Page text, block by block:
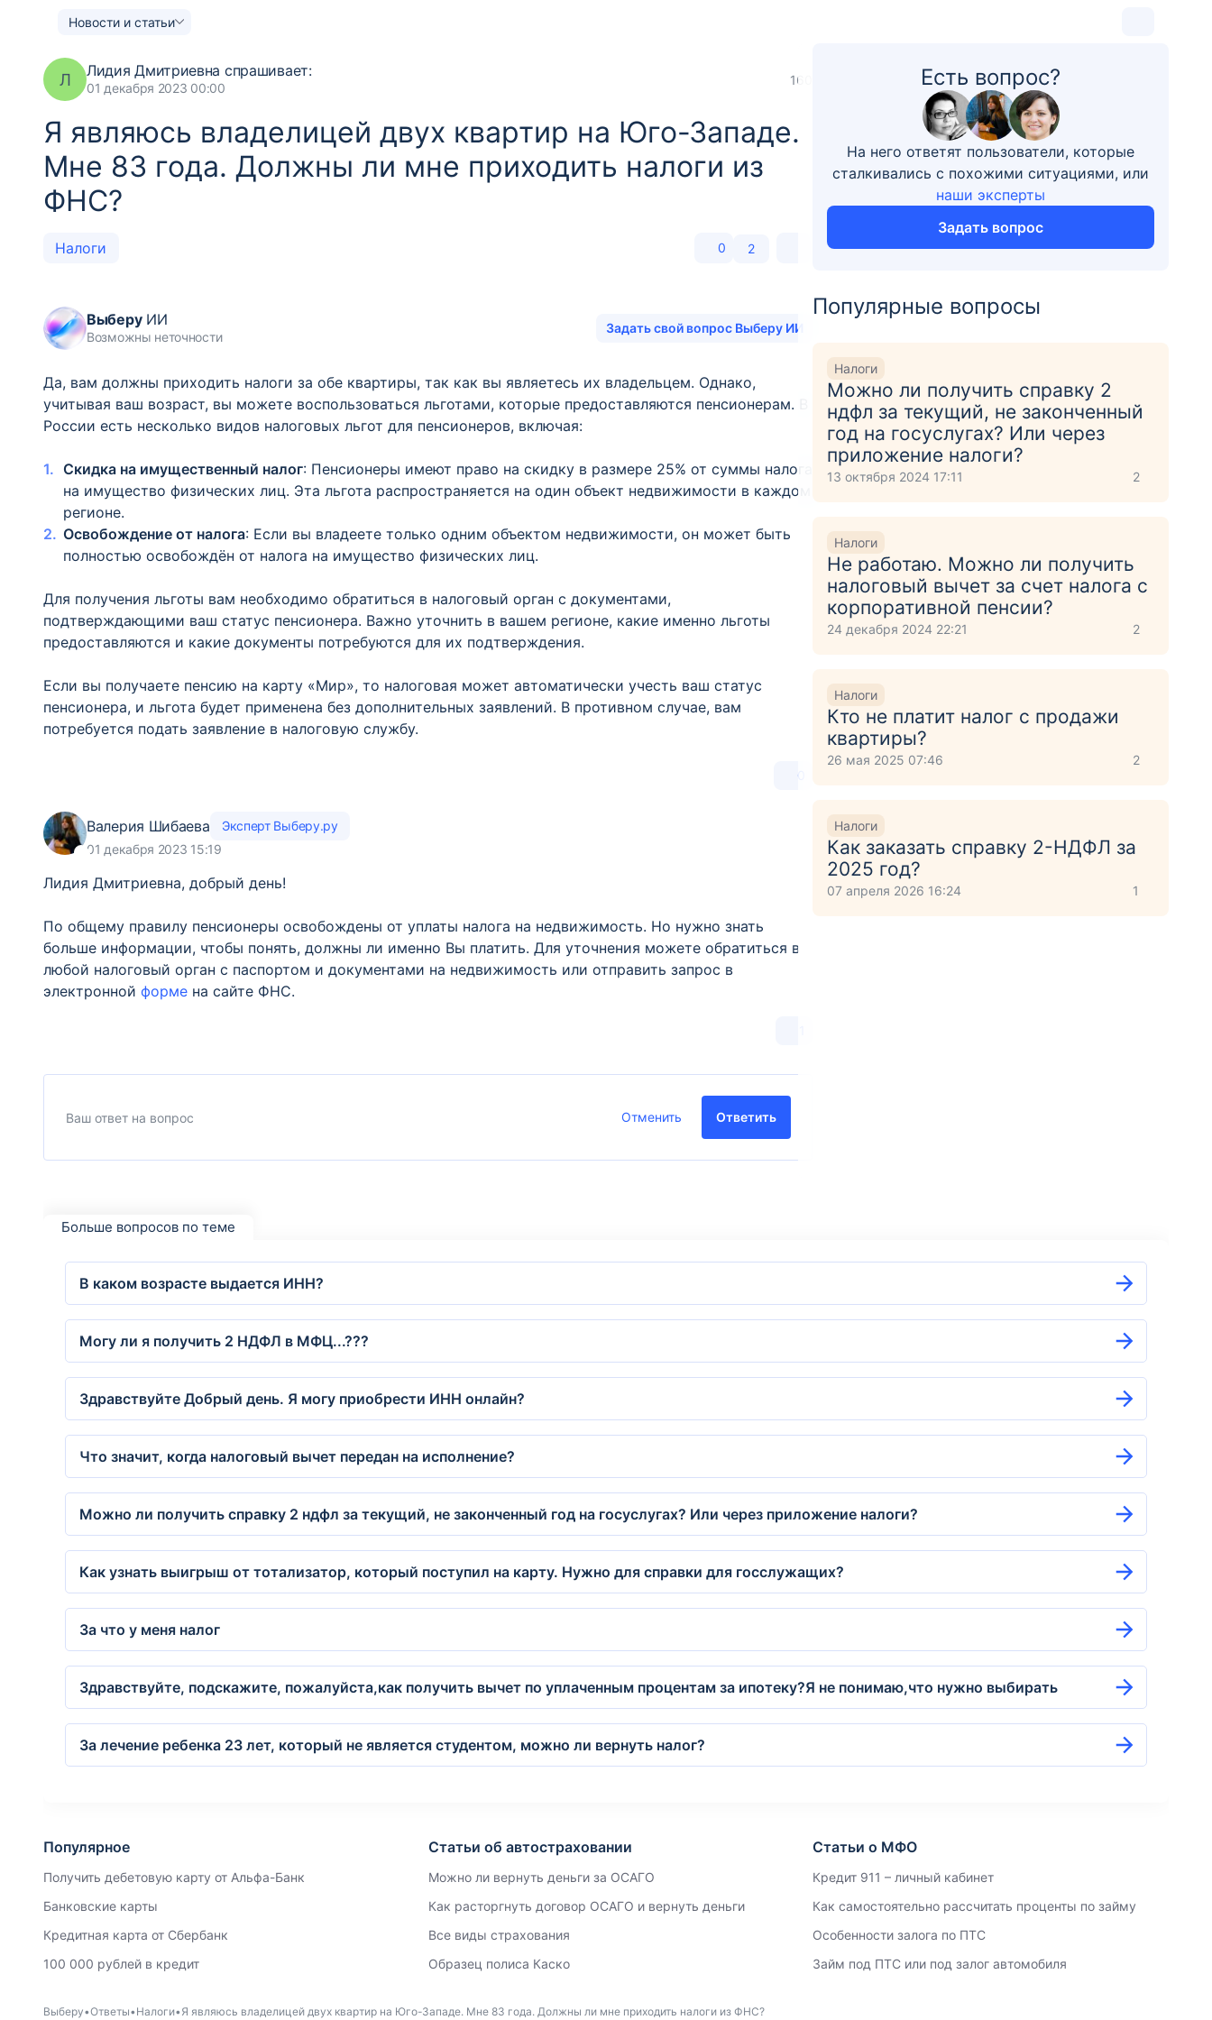
Новости и статьи
Л Лидия Дмитриевна спрашивает:
01 декабря 2023 00:00
160
Я являюсь владелицей двух квартир на Юго-Западе.
Мне 83 года. Должны ли мне приходить налоги из
ФНС?
Налоги 0 2
ВыберуИИ
Возможны неточности
Задать свой вопрос Выберу ИИ
Да, вам должны приходить налоги за обе квартиры, так как вы являетесь их владельцем. Однако,
учитывая ваш возраст, вы можете воспользоваться льготами, которые предоставляются пенсионерам. В
России есть несколько видов налоговых льгот для пенсионеров, включая:
Скидка на имущественный налог: Пенсионеры имеют право на скидку в размере 25% от суммы налога
на имущество физических лиц. Эта льгота распространяется на один объект недвижимости в каждом
регионе.
Освобождение от налога: Если вы владеете только одним объектом недвижимости, он может быть
полностью освобождён от налога на имущество физических лиц.
Для получения льготы вам необходимо обратиться в налоговый орган с документами,
подтверждающими ваш статус пенсионера. Важно уточнить в вашем регионе, какие именно льготы
предоставляются и какие документы потребуются для их подтверждения.
Если вы получаете пенсию на карту «Мир», то налоговая может автоматически учесть ваш статус
пенсионера, и льгота будет применена без дополнительных заявлений. В противном случае, вам
потребуется подать заявление в налоговую службу.
0
Валерия Шибаева
Эксперт Выберу.ру
01 декабря 2023 15:19
Лидия Дмитриевна, добрый день!
По общему правилу пенсионеры освобождены от уплаты налога на недвижимость. Но нужно знать
больше информации, чтобы понять, должны ли именно Вы платить. Для уточнения можете обратиться в
любой налоговый орган с паспортом и документами на недвижимость или отправить запрос в
электронной форме на сайте ФНС.
Отменить Ответить
Есть вопрос?
На него ответят пользователи, которые
сталкивались с похожими ситуациями, или
наши эксперты
Задать вопрос
Популярные вопросы
Налоги
Можно ли получить справку 2
ндфл за текущий, не законченный
год на госуслугах? Или через
приложение налоги?
13 октября 2024 17:11 2
Налоги
Не работаю. Можно ли получить
налоговый вычет за счет налога с
корпоративной пенсии?
24 декабря 2024 22:21 2
Налоги
Кто не платит налог с продажи
квартиры?
26 мая 2025 07:46 2
Налоги
Как заказать справку 2-НДФЛ за
2025 год?
07 апреля 2026 16:24 1
Больше вопросов по теме
В каком возрасте выдается ИНН?
Могу ли я получить 2 НДФЛ в МФЦ...???
Здравствуйте Добрый день. Я могу приобрести ИНН онлайн?
Что значит, когда налоговый вычет передан на исполнение?
Можно ли получить справку 2 ндфл за текущий, не законченный год на госуслугах? Или через приложение налоги?
Как узнать выигрыш от тотализатор, который поступил на карту. Нужно для справки для госслужащих?
За что у меня налог
Здравствуйте, подскажите, пожалуйста,как получить вычет по уплаченным процентам за ипотеку?Я не понимаю,что нужно выбирать
За лечение ребенка 23 лет, который не является студентом, можно ли вернуть налог?
Популярное
Получить дебетовую карту от Альфа-Банк
Банковские карты
Кредитная карта от Сбербанк
100 000 рублей в кредит
Статьи об автостраховании
Можно ли вернуть деньги за ОСАГО
Как расторгнуть договор ОСАГО и вернуть деньги
Все виды страхования
Образец полиса Каско
Статьи о МФО
Кредит 911 – личный кабинет
Как самостоятельно рассчитать проценты по займу
Особенности залога по ПТС
Займ под ПТС или под залог автомобиля
Выберу Ответы Налоги Я являюсь владелицей двух квартир на Юго-Западе. Мне 83 года. Должны ли мне приходить налоги из ФНС?